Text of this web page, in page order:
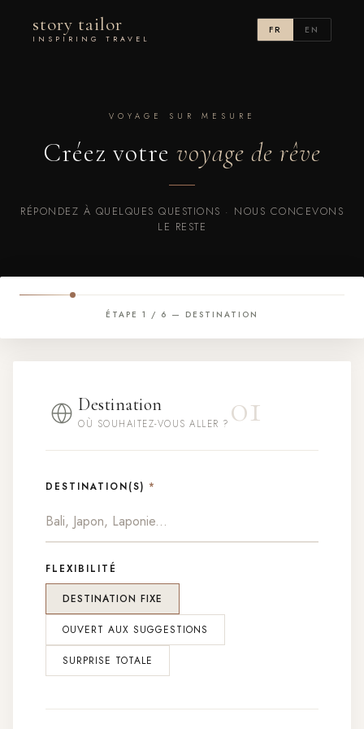
story tailor
INSPIRING TRAVEL
FR EN
VOYAGE SUR MESURE
Créez votre voyage de rêve
RÉPONDEZ À QUELQUES QUESTIONS · NOUS CONCEVONS
LE RESTE
ÉTAPE 1 / 6 — DESTINATION
Destination
OÙ SOUHAITEZ-VOUS ALLER ? 01
DESTINATION(S) *
FLEXIBILITÉ
DESTINATION FIXE
OUVERT AUX SUGGESTIONS
SURPRISE TOTALE